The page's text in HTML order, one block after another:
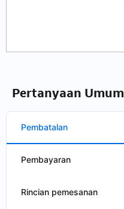
Pertanyaan Umum
Pembatalan
Pembayaran
Rincian pemesanan